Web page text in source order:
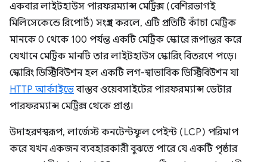
একবার লাইটহাউস পারফরম্যান্স মেট্রিক্স (বেশিরভাগই
মিলিসেকেন্ডে রিপোর্ট) সংগ্রহ করলে, এটি প্রতিটি কাঁচা মেট্রিক
মানকে 0 থেকে 100 পর্যন্ত একটি মেট্রিক স্কোরে রূপান্তর করে
যেখানে মেট্রিক মানটি তার লাইটহাউস স্কোরিং বিতরণে পড়ে।
স্কোরিং ডিস্ট্রিবিউশন হল একটি লগ-স্বাভাবিক ডিস্ট্রিবিউশন যা
HTTP আর্কাইভেবাস্তব ওয়েবসাইটের পারফরম্যান্স ডেটার
পারফরম্যান্স মেট্রিক্স থেকে প্রাপ্ত।
উদাহরণস্বরূপ, লার্জেস্ট কনটেন্টফুল পেইন্ট (LCP) পরিমাপ
করে যখন একজন ব্যবহারকারী বুঝতে পারে যে একটি পৃষ্ঠার